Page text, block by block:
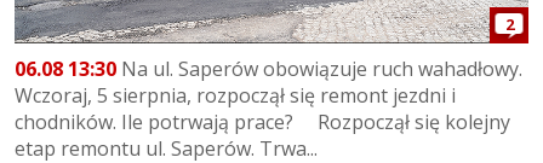
2
06.08 13:30 Na ul. Saperów obowiązuje ruch wahadłowy.
Wczoraj, 5 sierpnia, rozpoczął się remont jezdni i
chodników. Ile potrwają prace? Rozpoczął się kolejny
etap remontu ul. Saperów. Trwa...